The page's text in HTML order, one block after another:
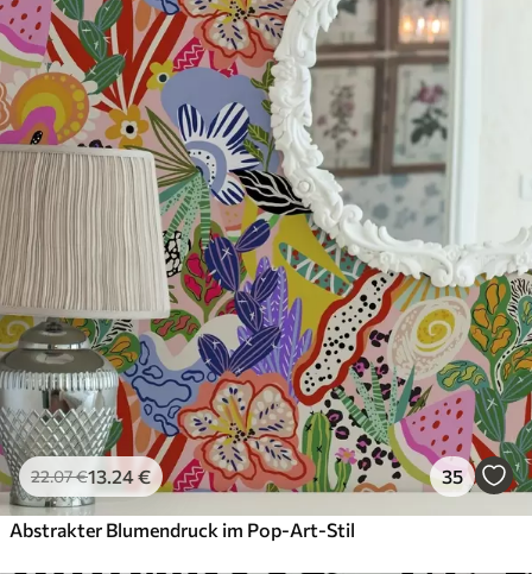
22.07€13 .24€ 35
Abstrakter Blumendruck im Pop-Art-Stil